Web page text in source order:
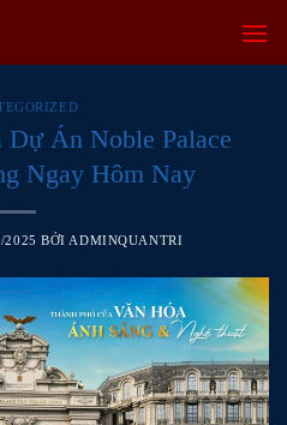
Án Noble Palace
Ngay Hôm Nay
2025 BỞI ADMINQUANTRI